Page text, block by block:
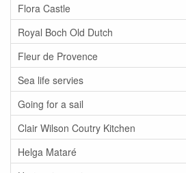
Flora Castle
Royal Boch Old Dutch
Fleur de Provence
Sea life servies
Going for a sail
Clair Wilson Coutry Kitchen
Helga Mataré